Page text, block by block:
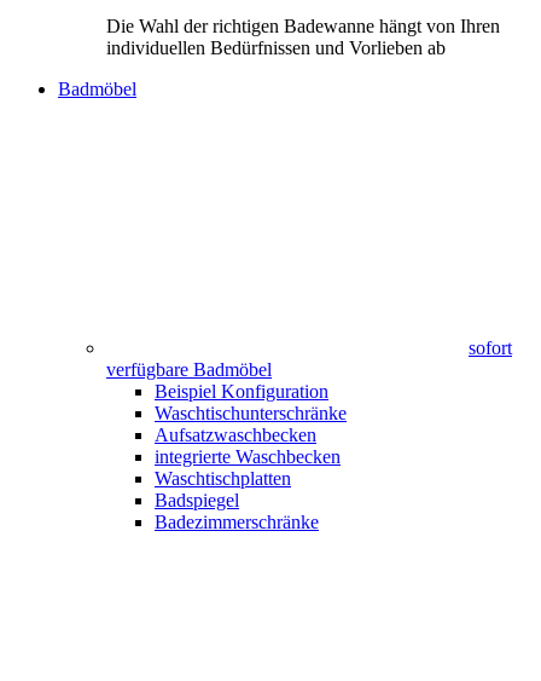
Die Wahl der richtigen Badewanne hängt von Ihren
individuellen Bedürfnissen und Vorlieben ab
Badmöbel
sofort
verfügbare Badmöbel
Beispiel Konfiguration
Waschtischunterschränke
Aufsatzwaschbecken
integrierte Waschbecken
Waschtischplatten
Badspiegel
Badezimmerschränke